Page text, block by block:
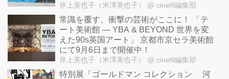
井上美也子（米澤美也子） @ cinefil編集部
常識を覆す、衝撃の芸術がここに！ 「テ
ート美術館 ― YBA & BEYOND 世界を変
えた90s英国アート」 京都市京セラ美術館
にて9月6日まで開催中！
井上美也子（米澤美也子） @ cinefil編集部
特別展「ゴールドマン コレクション 河